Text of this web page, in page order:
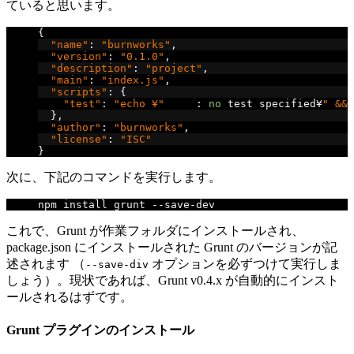
ていると思います。
{
"name" : "burnworks" ,
"version" : "0.1.0" ,
"description" : "project" ,
"main" : "index.js" ,
"scripts" :
{
"test" : "echo ¥" : no test specified¥"
},
"author" : "burnworks" ,
"license" :
"ISC"
}
次に、下記のコマンドを実行します。
npm install grunt -- save -dev
これで、Grunt が作業フォルダにインストールされ、
package.json にインストールされた Grunt のバージョンが記
述されます （ --save-div オプションを必ずつけて実行しま
しょう）。現状であれば、Grunt v0.4.x が自動的にインスト
ールされるはずです。
Grunt プラグインのインストール